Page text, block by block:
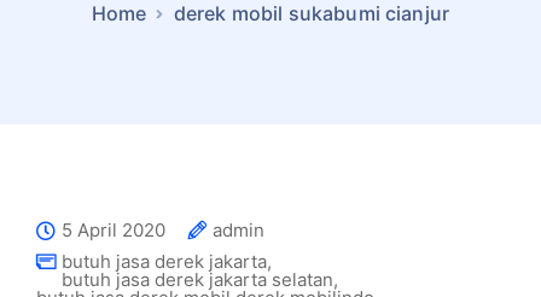
Home derek mobil sukabumi cianjur
5 April 2020
admin
butuh jasa derek jakarta,
butuh jasa derek jakarta selatan,